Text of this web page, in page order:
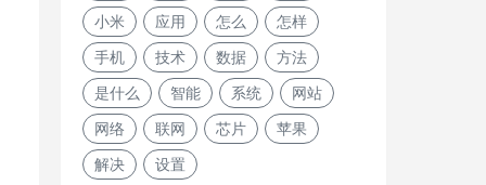
小米 应用 怎么 怎样
手机 技术 数据 方法
是什么 智能 系统 网站
网络 联网 芯片 苹果
解决 设置